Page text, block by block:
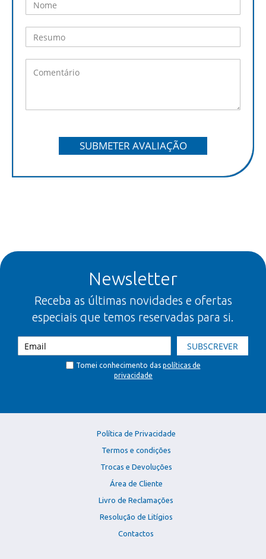
SUBMETER AVALIAÇÃO
Newsletter
Receba as últimas novidades e ofertas
especiais que temos reservadas para si.
SUBSCREVER
Tomei conhecimento das políticas de
privacidade
Política de Privacidade
Termos e condições
Trocas e Devoluções
Área de Cliente
Livro de Reclamações
Resolução de Litígios
Contactos